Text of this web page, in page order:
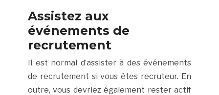
Assistez aux
événements de
recrutement
Il est normal d’assister à des événements
de recrutement si vous êtes recruteur. En
outre, vous devriez également rester actif